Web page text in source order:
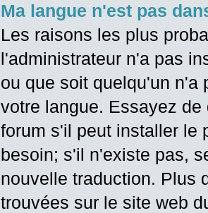
Ma langue n'est pas
Les raisons les plus
l'administrateur n'a pas
ou que soit quelqu'un n'a
votre langue. Essayez
forum s'il peut installer le
besoin; s'il n'existe pas,
nouvelle traduction. Plus
trouvées sur le site web